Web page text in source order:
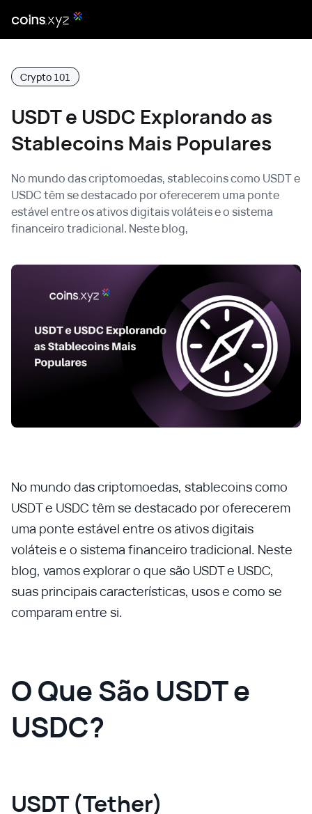
Crypto 101
USDT e USDC Explorando as
Stablecoins Mais Populares
No mundo das criptomoedas, stablecoins como USDT e
USDC têm se destacado por oferecerem uma ponte
estável entre os ativos digitais voláteis e o sistema
financeiro tradicional. Neste blog,
No mundo das criptomoedas, stablecoins como
USDT e USDC têm se destacado por oferecerem
uma ponte estável entre os ativos digitais
voláteis e o sistema financeiro tradicional. Neste
blog, vamos explorar o que são USDT e USDC,
suas principais características, usos e como se
comparam entre si.
O Que São USDT e
USDC?
USDT (Tether)